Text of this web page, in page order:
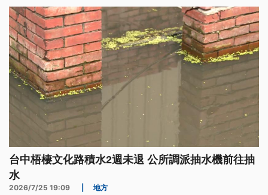
台中梧棲文化路積水2週未退 公所調派抽水機前往抽
水
2026/7/25 19:09 地方